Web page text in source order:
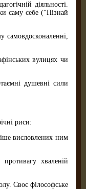
діяльності.
саму себе (“Пізнай
самовдосконаленні,
вулицях чи
душевні сили
риси:
висловлених ним
хваленій
Своє філософське